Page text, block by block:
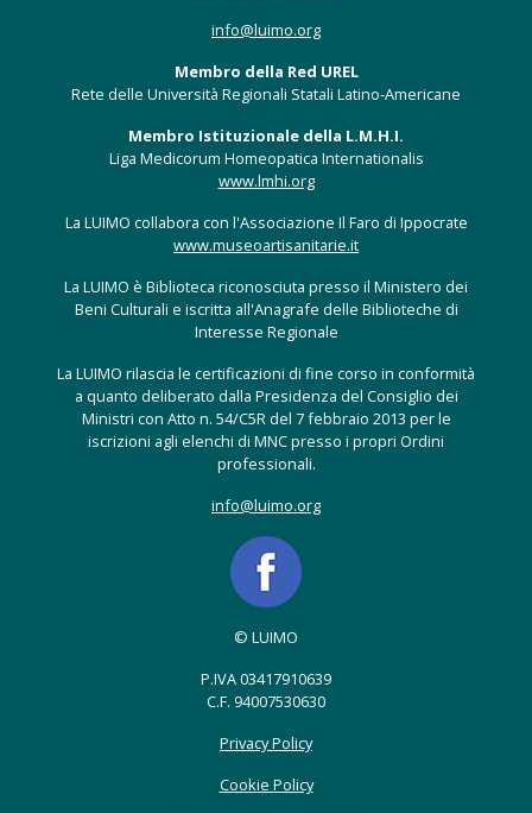
info@luimo.org
Membro della Red UREL
Rete delle Università Regionali Statali Latino-Americane
Membro Istituzionale della L.M.H.I.
Liga Medicorum Homeopatica Internationalis
www.lmhi.org
La LUIMO collabora con l'Associazione Il Faro di Ippocrate
www.museoartisanitarie.it
La LUIMO è Biblioteca riconosciuta presso il Ministero dei
Beni Culturali e iscritta all'Anagrafe delle Biblioteche di
Interesse Regionale
La LUIMO rilascia le certificazioni di fine corso in conformità
a quanto deliberato dalla Presidenza del Consiglio dei
Ministri con Atto n. 54/C5R del 7 febbraio 2013 per le
iscrizioni agli elenchi di MNC presso i propri Ordini
professionali.
info@luimo.org
© LUIMO
P.IVA 03417910639
C.F. 94007530630
Privacy Policy
Cookie Policy